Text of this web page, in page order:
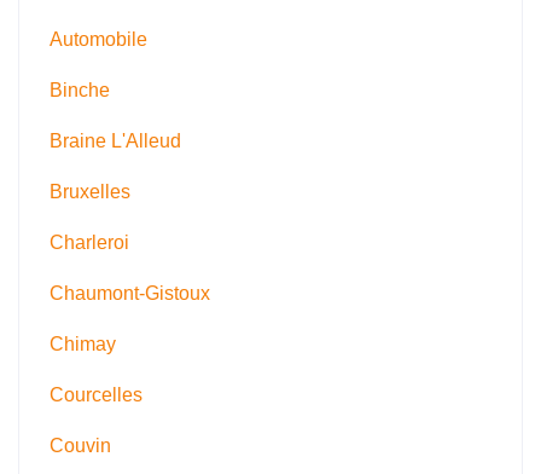
Automobile
Binche
Braine L'Alleud
Bruxelles
Charleroi
Chaumont-Gistoux
Chimay
Courcelles
Couvin